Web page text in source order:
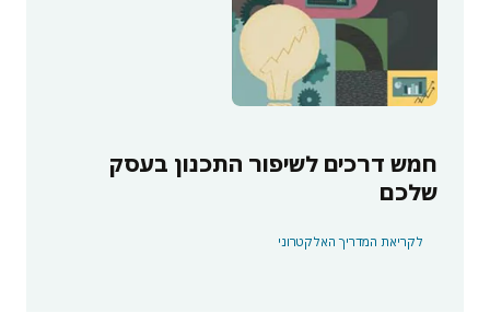
חמש דרכים לשיפור התכנון בעסק
שלכם
לקריאת המדריך האלקטרוני